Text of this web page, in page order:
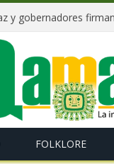
FOLKLORE